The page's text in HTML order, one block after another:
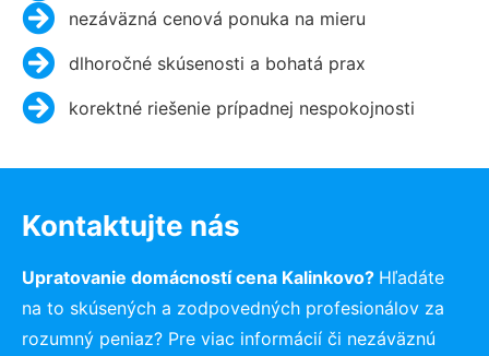
nezáväzná cenová ponuka na mieru
dlhoročné skúsenosti a bohatá prax
korektné riešenie prípadnej nespokojnosti
Kontaktujte nás
Upratovanie domácností cena Kalinkovo? Hľadáte
na to skúsených a zodpovedných profesionálov za
rozumný peniaz? Pre viac informácií či nezáväznú